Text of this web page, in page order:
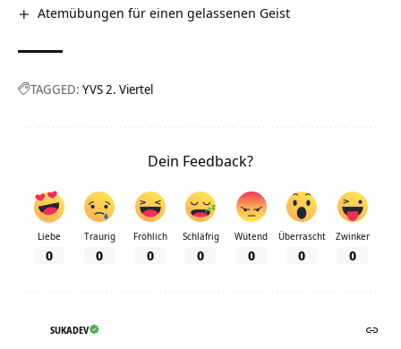
Atemübungen für einen gelassenen Geist
TAGGED: YVS 2. Viertel
Dein Feedback?
Liebe
0
Traurig
0
Fröhlich
0
Schläfrig
0
Wütend
0
Überrascht
0
Zwinker
0
SUKADEV